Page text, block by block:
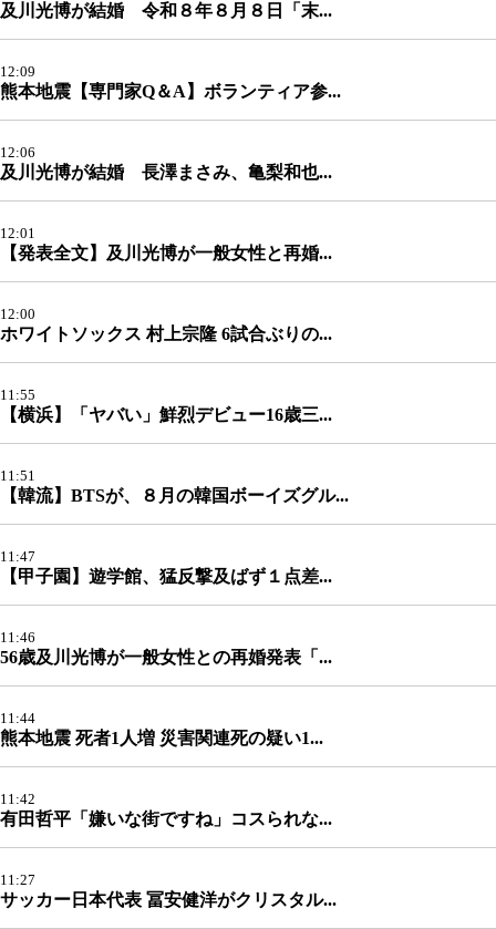
及川光博が結婚 令和８年８月８日「末...
12:09
熊本地震【専門家Q＆A】ボランティア参...
12:06
及川光博が結婚 長澤まさみ、亀梨和也...
12:01
【発表全文】及川光博が一般女性と再婚...
12:00
ホワイトソックス 村上宗隆 6試合ぶりの...
11:55
【横浜】「ヤバい」鮮烈デビュー16歳三...
11:51
【韓流】BTSが、８月の韓国ボーイズグル...
11:47
【甲子園】遊学館、猛反撃及ばず１点差...
11:46
56歳及川光博が一般女性との再婚発表「...
11:44
熊本地震 死者1人増 災害関連死の疑い1...
11:42
有田哲平「嫌いな街ですね」コスられな...
11:27
サッカー日本代表 冨安健洋がクリスタル...